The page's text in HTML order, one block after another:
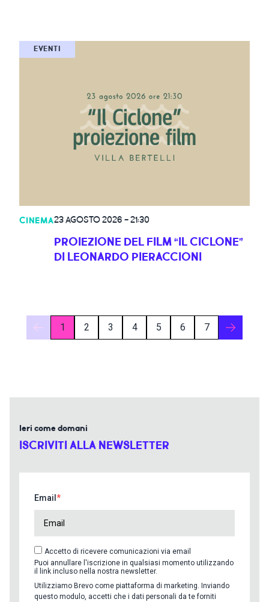
EVENTI
CINEMA23 AGOSTO 2026 -21:30
PROIEZIONE DEL FILM “IL CICLONE”
DI LEONARDO PIERACCIONI
1 2 3 4 5 6 7
Ieri come domani
ISCRIVITI ALLA NEWSLETTER
Email
Accetto di ricevere comunicazioni via email
Puoi annullare l'iscrizione in qualsiasi momento utilizzando
il link incluso nella nostra newsletter.
Utilizziamo Brevo come piattaforma di marketing. Inviando
questo modulo, accetti che i dati personali da te forniti